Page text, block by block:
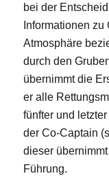
bei der
Informationen
Atmosphäre
durch den
übernimmt die
er alle
fünfter und
der Co-Captain
dieser
Führung.